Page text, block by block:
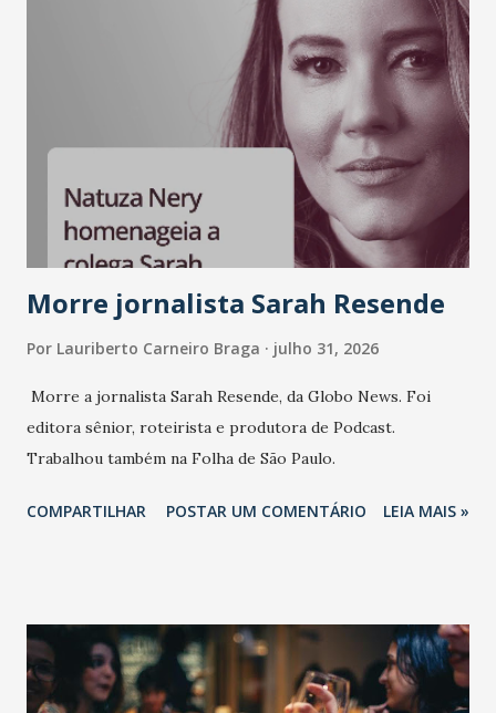
Morre jornalista Sarah Resende
Por Lauriberto Carneiro Braga julho 31, 2026
Morre a jornalista Sarah Resende, da Globo News. Foi
editora sênior, roteirista e produtora de Podcast.
Trabalhou também na Folha de São Paulo.
COMPARTILHAR POSTAR UM COMENTÁRIO LEIA MAIS »